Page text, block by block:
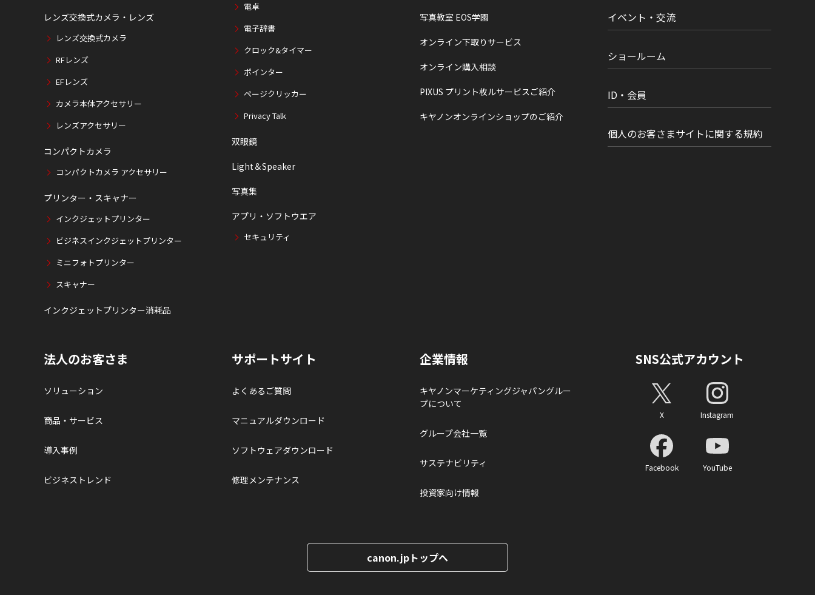
レンズ交換式カメラ・レンズ
レンズ交換式カメラ
RFレンズ
EFレンズ
カメラ本体アクセサリー
レンズアクセサリー
コンパクトカメラ
コンパクトカメラ アクセサリー
プリンター・スキャナー
インクジェットプリンター
ビジネスインクジェットプリンター
ミニフォトプリンター
スキャナー
インクジェットプリンター消耗品
電卓
電子辞書
クロック&タイマー
ポインター
ページクリッカー
Privacy Talk
双眼鏡
Light＆Speaker
写真集
アプリ・ソフトウエア
セキュリティ
写真教室 EOS学園
オンライン下取りサービス
オンライン購入相談
PIXUS プリント枚ルサービスご紹介
キヤノンオンラインショップのご紹介
イベント・交流
ショールーム
ID・会員
個人のお客さまサイトに関する規約
法人のお客さま
ソリューション
商品・サービス
導入事例
ビジネストレンド
サポートサイト
よくあるご質問
マニュアルダウンロード
ソフトウェアダウンロード
修理メンテナンス
企業情報
キヤノンマーケティングジャパングルー
プについて
グループ会社一覧
サステナビリティ
投資家向け情報
SNS公式アカウント
X Instagram
Facebook YouTube
canon.jpトップへ